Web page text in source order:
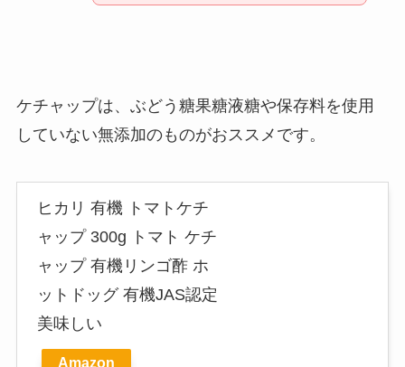
ケチャップは、ぶどう糖果糖液糖や保存料を使用
していない無添加のものがおススメです。
ヒカリ 有機 トマトケチ
ャップ 300g トマト ケチ
ャップ 有機リンゴ酢 ホ
ットドッグ 有機JAS認定
美味しい
Amazon